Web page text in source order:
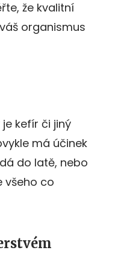
že kvalitní
organismus
kefír či jiný
má účinek
do latě, nebo
všeho co